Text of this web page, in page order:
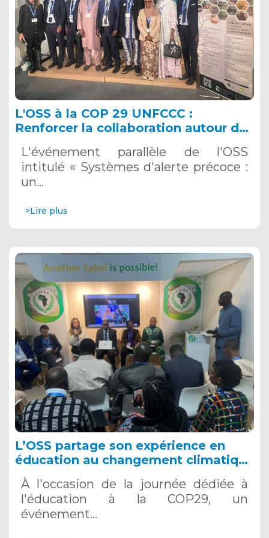
L'OSS à la COP 29 UNFCCC :
Renforcer la collaboration autour des
qu’outils essentiels pour l'adaptation
au changement climatique
L'événement parallèle de l'OSS
intitulé « Systèmes d'alerte précoce :
un…
>Lire plus
L’OSS partage son expérience en
éducation au changement climatique
lors d’un événement parallèle à la
COP29 de l’UNFCCC, 18 novembre
2024
À l'occasion de la journée dédiée à
l'éducation à la COP29, un
événement…